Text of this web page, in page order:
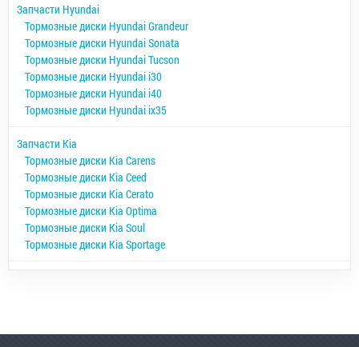
Запчасти Hyundai
Тормозные диски Hyundai Grandeur
Тормозные диски Hyundai Sonata
Тормозные диски Hyundai Tucson
Тормозные диски Hyundai i30
Тормозные диски Hyundai i40
Тормозные диски Hyundai ix35
Запчасти Kia
Тормозные диски Kia Carens
Тормозные диски Kia Ceed
Тормозные диски Kia Cerato
Тормозные диски Kia Optima
Тормозные диски Kia Soul
Тормозные диски Kia Sportage